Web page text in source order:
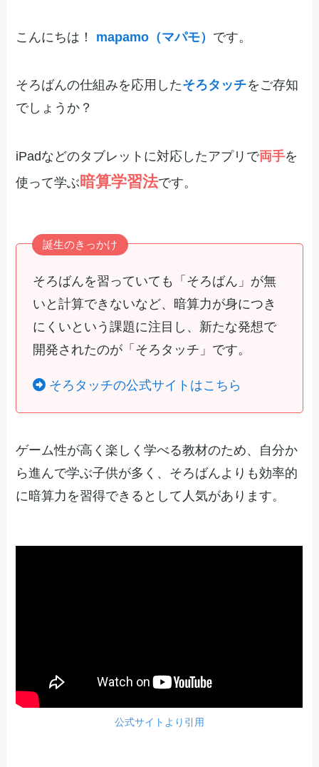
こんにちは！ mapamo（マパモ） です。
そろばんの仕組みを応用したそろタッチをご存知
でしょうか？
iPadなどのタブレットに対応したアプリで両手を
使って学ぶ暗算学習法です。
誕生のきっかけ
そろばんを習っていても「そろばん」が無
いと計算できないなど、暗算力が身につき
にくいという課題に注目し、新たな発想で
開発されたのが「そろタッチ」です。
そろタッチの公式サイトはこちら
ゲーム性が高く楽しく学べる教材のため、自分か
ら進んで学ぶ子供が多く、そろばんよりも効率的
に暗算力を習得できるとして人気があります。
公式サイトより引用